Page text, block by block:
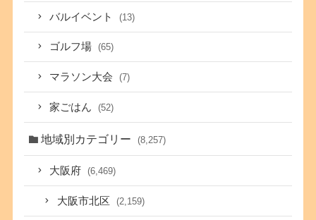
バルイベント (13)
ゴルフ場 (65)
マラソン大会 (7)
家ごはん (52)
地域別カテゴリー (8,257)
大阪府 (6,469)
大阪市北区 (2,159)